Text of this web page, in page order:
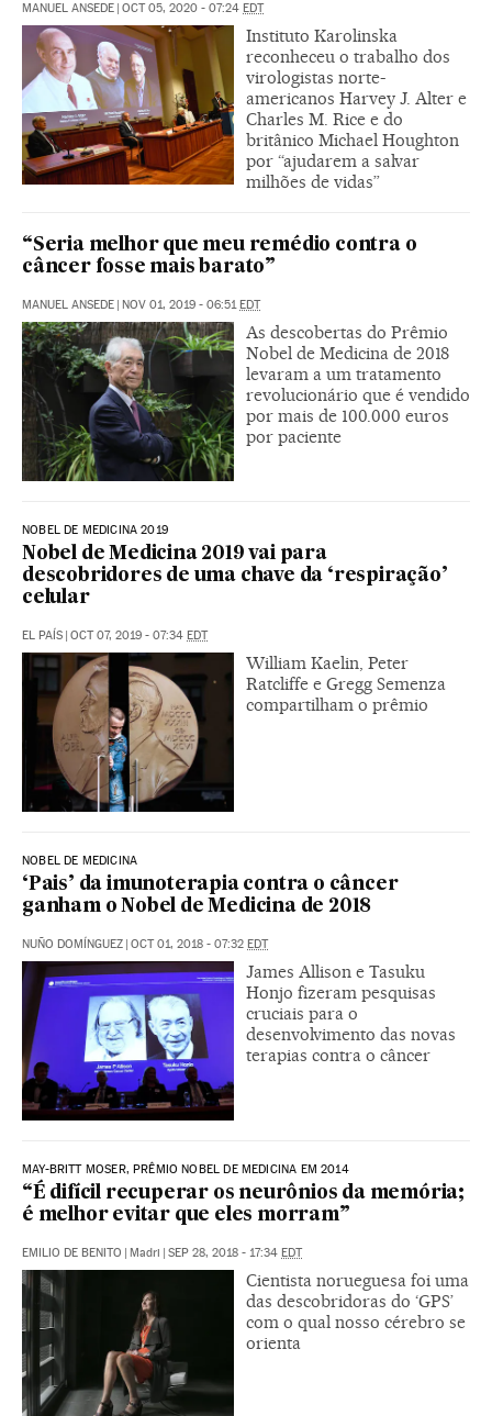
MANUEL ANSEDE OCT 05, 2020 - 07:24 EDT
Instituto Karolinska
reconheceu o trabalho dos
virologistas norte-
americanos Harvey J. Alter e
Charles M. Rice e do
britânico Michael Houghton
por “ajudarem a salvar
milhões de vidas”
“Seria melhor que meu remédio contra o
câncer fosse mais barato”
MANUEL ANSEDE NOV 01, 2019 - 06:51 EDT
As descobertas do Prêmio
Nobel de Medicina de 2018
levaram a um tratamento
revolucionário que é vendido
por mais de 100.000 euros
por paciente
NOBEL DE MEDICINA 2019
Nobel de Medicina 2019 vai para
descobridores de uma chave da ‘respiração’
celular
EL PAÍS OCT 07, 2019 - 07:34 EDT
William Kaelin, Peter
Ratcliffe e Gregg Semenza
compartilham o prêmio
NOBEL DE MEDICINA
‘Pais’ da imunoterapia contra o câncer
ganham o Nobel de Medicina de 2018
NUÑO DOMÍNGUEZ OCT 01, 2018 - 07:32 EDT
James Allison e Tasuku
Honjo fizeram pesquisas
cruciais para o
desenvolvimento das novas
terapias contra o câncer
MAY-BRITT MOSER, PRÊMIO NOBEL DE MEDICINA EM 2014
“É difícil recuperar os neurônios da memória;
é melhor evitar que eles morram”
EMILIO DE BENITO | Madri | SEP 28, 2018 - 17:34 EDT
Cientista norueguesa foi uma
das descobridoras do ‘GPS’
com o qual nosso cérebro se
orienta